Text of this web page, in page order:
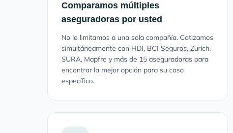
Comparamos múltiples
aseguradoras por usted
No le limitamos a una sola compañía. Cotizamos
simultáneamente con HDI, BCI Seguros, Zurich,
SURA, Mapfre y más de 15 aseguradoras para
encontrar la mejor opción para su caso
específico.